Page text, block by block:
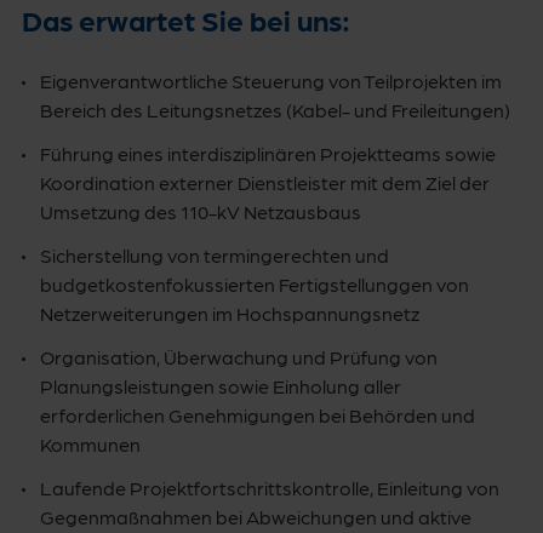
Das erwartet Sie bei uns:
Eigenverantwortliche Steuerung von Teilprojekten im
Bereich des Leitungsnetzes (Kabel- und Freileitungen)
Führung eines interdisziplinären Projektteams sowie
Koordination externer Dienstleister mit dem Ziel der
Umsetzung des 110-kV Netzausbaus
Sicherstellung von termingerechten und
budgetkostenfokussierten Fertigstellunggen von
Netzerweiterungen im Hochspannungsnetz
Organisation, Überwachung und Prüfung von
Planungsleistungen sowie Einholung aller
erforderlichen Genehmigungen bei Behörden und
Kommunen
Laufende Projektfortschrittskontrolle, Einleitung von
Gegenmaßnahmen bei Abweichungen und aktive